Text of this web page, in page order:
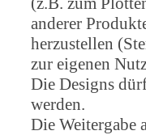
anderer
herzustellen
zur eigenen
Die Designs
werden.
Die Weitergabe